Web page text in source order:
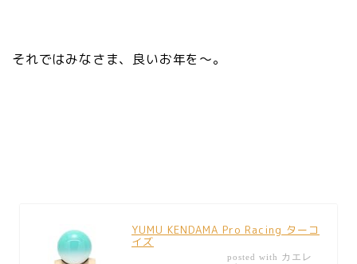
それではみなさま、良いお年を～。
YUMU KENDAMA Pro Racing ターコ
イズ
posted with カエレ